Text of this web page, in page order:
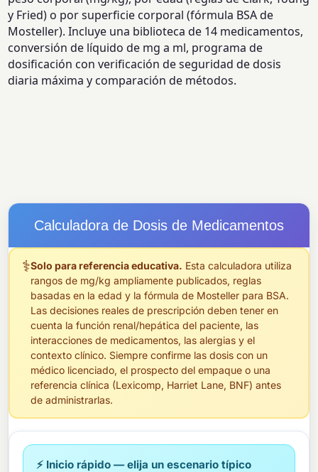
y Fried) o por superficie corporal (fórmula BSA de
Mosteller). Incluye una biblioteca de 14 medicamentos,
conversión de líquido de mg a ml, programa de
dosificación con verificación de seguridad de dosis
diaria máxima y comparación de métodos.
Calculadora de Dosis de Medicamentos
⚕Solo para referencia educativa. Esta calculadora utiliza
rangos de mg/kg ampliamente publicados, reglas
basadas en la edad y la fórmula de Mosteller para BSA.
Las decisiones reales de prescripción deben tener en
cuenta la función renal/hepática del paciente, las
interacciones de medicamentos, las alergias y el
contexto clínico. Siempre confirme las dosis con un
médico licenciado, el prospecto del empaque o una
referencia clínica (Lexicomp, Harriet Lane, BNF) antes
de administrarlas.
⚡ Inicio rápido — elija un escenario típico